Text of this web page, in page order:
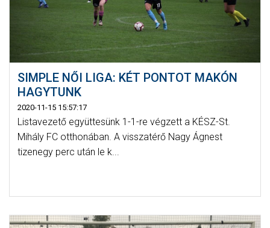
SIMPLE NŐI LIGA: KÉT PONTOT MAKÓN
HAGYTUNK
2020-11-15 15:57:17
Listavezető együttesünk 1-1-re végzett a KÉSZ-St.
Mihály FC otthonában. A visszatérő Nagy Ágnest
tizenegy perc után le k...